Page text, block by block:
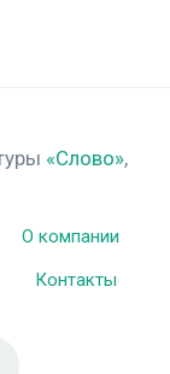
«Слово»,
О компании
Контакты